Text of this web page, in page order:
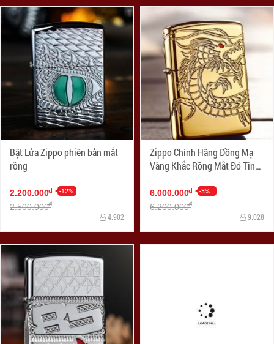
Bật Lửa Zippo phiên bản mắt
rồng
2.200.000đ -12%
2.500.000đ
4.902
Zippo Chính Hãng Đồng Mạ
Vàng Khắc Rồng Mắt Đỏ Tinh
Xảo Vỏ Dày Armor
6.000.000đ -3%
6.200.000đ
9.028